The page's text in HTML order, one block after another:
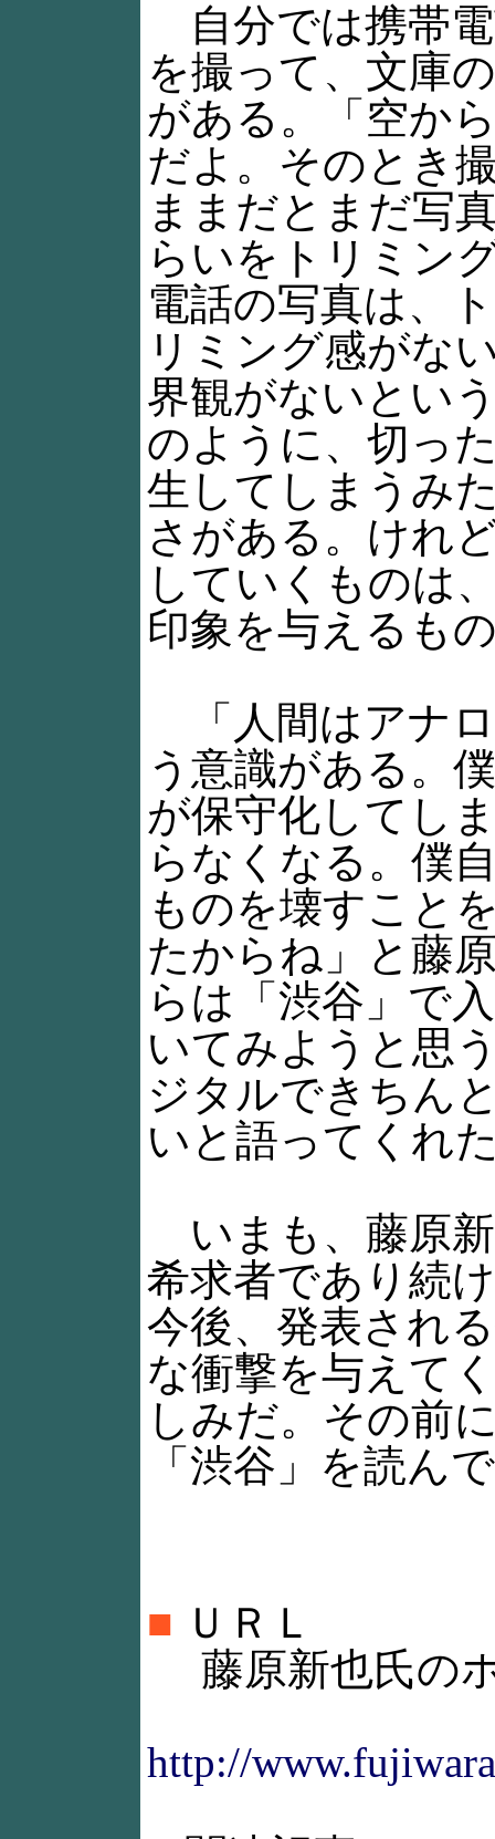
自分では携帯
を撮って、文庫
がある。「空か
だよ。そのとき
ままだとまだ写
らいをトリミン
電話の写真は、
リミング感がな
界観がないとい
のように、切っ
生してしまうみ
さがある。けれ
していくものは
印象を与えるも
「人間はアナ
う意識がある。
が保守化してし
らなくなる。僕
ものを壊すこと
たからね」と藤
らは「渋谷」で
いてみようと思
ジタルできちん
いと語ってくれ
いまも、藤原
希求者であり続
今後、発表され
な衝撃を与えて
しみだ。その前
「渋谷」を読ん
■ ＵＲＬ
藤原新也氏の
http://